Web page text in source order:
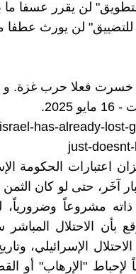
لن يقرر عسفا ما
لن يورث عطفا
2025.
has-already-lost-
just-
اعتبارات الحكومة
آخَر، حتى لو كان
ذاته مشروعاً
بأن الاحتلال
الاحتلال الإسرائيلي،
"الإرهاب" أو